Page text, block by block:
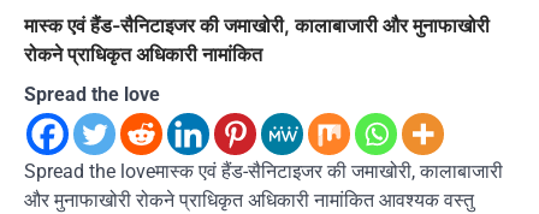
मास्क एवं हैंड-सैनिटाइजर की जमाखोरी, कालाबाजारी और मुनाफाखोरी
रोकने प्राधिकृत अधिकारी नामांकित
Spread the love
Spread the loveमास्क एवं हैंड-सैनिटाइजर की जमाखोरी, कालाबाजारी
और मुनाफाखोरी रोकने प्राधिकृत अधिकारी नामांकित आवश्यक वस्तु